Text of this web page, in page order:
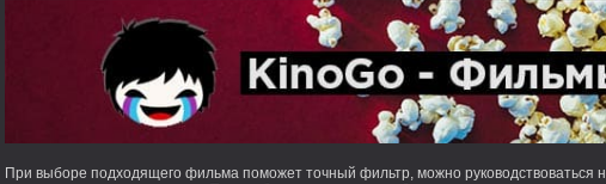
При выборе подходящего фильма поможет точный фильтр, можно руководствоваться